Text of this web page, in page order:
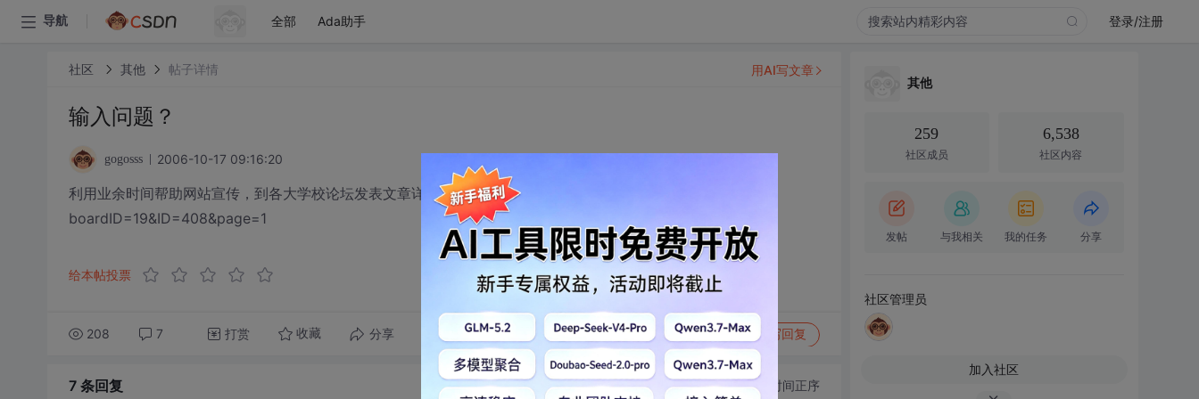
导航 全部 Ada助手 登录/注册
社区 其他 帖子详情
输入问题？
gogosss 2006-10-17 09:16:20
利用业余时间帮助网站宣传，到各大学校论坛发表文章详细请见 http://www.stutg.com/sq/dispbbs.asp?
boardID=19&ID=408&page=1
给本帖投票
208 7 打赏 收藏 分享 转发到动态 举报 写回复
用AI写文章
7 条回复 切换为时间正序
其他
259
社区成员
6,538
社区内容
发帖 与我相关 我的任务 分享
社区管理员
加入社区